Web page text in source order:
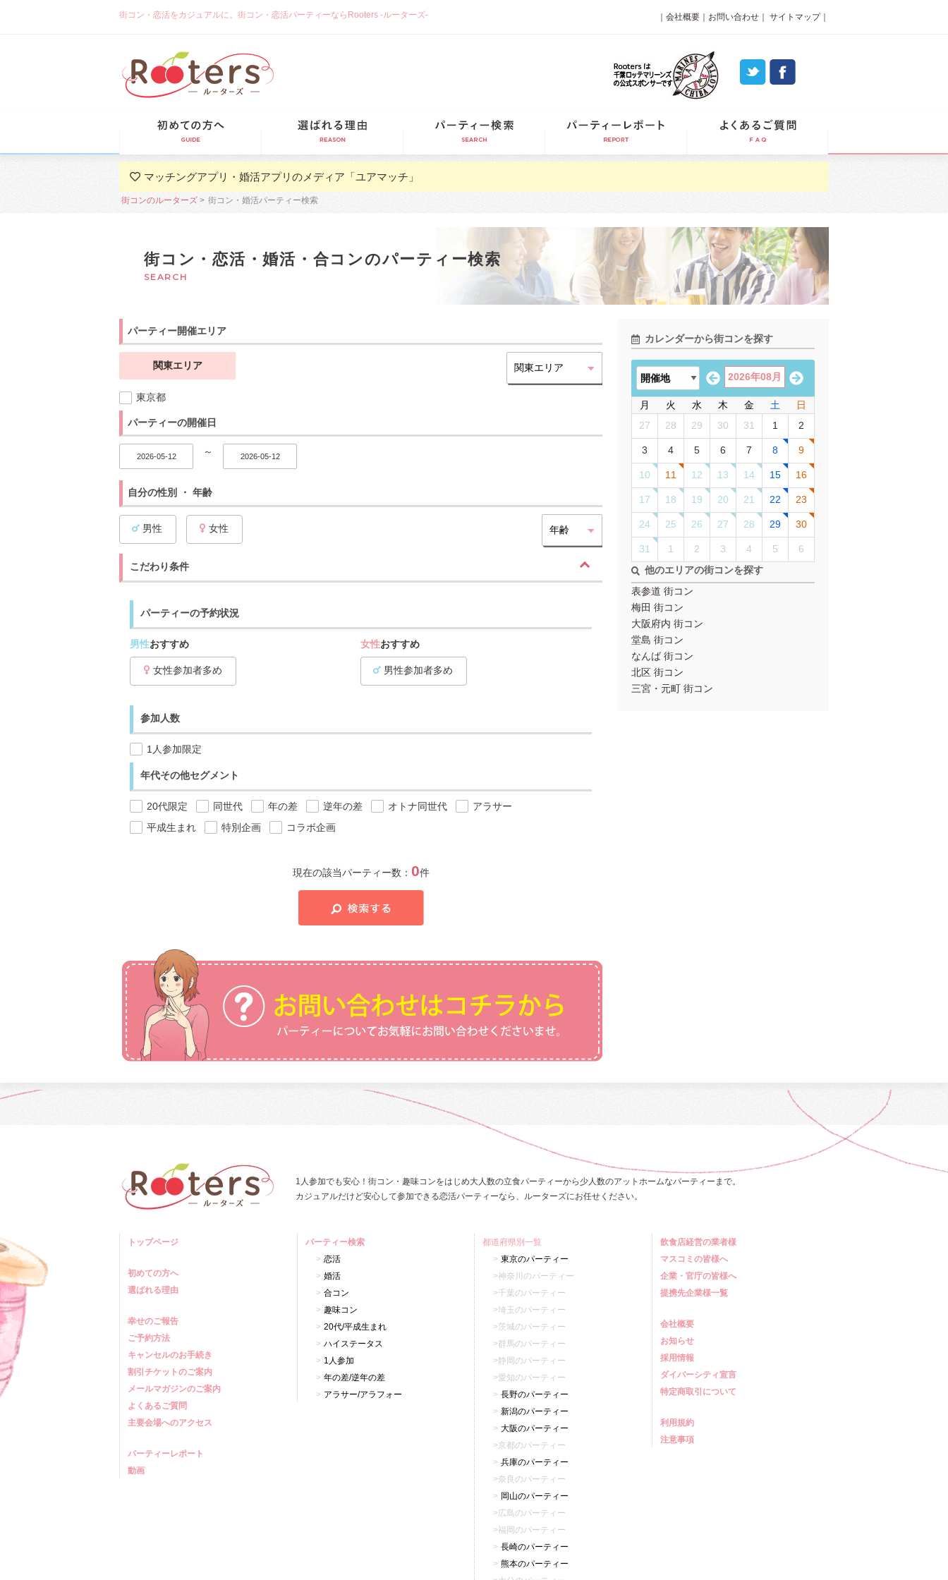
街コン・恋活をカジュアルに。街コン・恋活パーティーならRooters -ルーターズ- 会社概要 お問い合わせ サイトマップ｜
マッチングアプリ・婚活アプリのメディア「ユアマッチ」
街コンのルーターズ 街コン・婚活パーティー検索
街コン・恋活・婚活・合コンのパーティー検索
SEARCH
パーティー開催エリア
関東エリア
東京都
パーティーの開催日
～
自分の性別 ・ 年齢
男性 女性
こだわり条件
パーティーの予約状況
男性おすすめ
女性参加者多め
女性おすすめ
男性参加者多め
参加人数
1人参加限定
年代その他セグメント
20代限定 同世代 年の差 逆年の差 オトナ同世代
アラサー
平成生まれ
特別企画 コラボ企画
現在の該当パーティー数： 0件
カレンダーから街コンを探す
2026年08月
月 火 水 木 金 土
日
27
28 29 30 31 1 2
3 4 5 6 7 8 9
10 11 12 13 14 15 16
17 18 19 20 21 22 23
24 25 26 27 28 29 30
31 1 2 3 4 5
6
他のエリアの街コンを探す
表参道 街コン
梅田 街コン
大阪府内 街コン
堂島 街コン
なんば 街コン
北区 街コン
三宮・元町 街コン
1人参加でも安心！街コン・趣味コンをはじめ大人数の立食パーティーから少人数のアットホームなパーティーまで。
カジュアルだけど安心して参加できる恋活パーティーなら、ルーターズにお任せください。
トップページ
初めての方へ
選ばれる理由
幸せのご報告
ご予約方法
キャンセルのお手続き
割引チケットのご案内
メールマガジンのご案内
よくあるご質問
主要会場へのアクセス
パーティーレポート
動画
パーティー検索
恋活
婚活
合コン
趣味コン
20代/平成生まれ
ハイステータス
1人参加
年の差/逆年の差
アラサー/アラフォー
都道府県別一覧
東京のパーティー
神奈川のパーティー
千葉のパーティー
埼玉のパーティー
茨城のパーティー
群馬のパーティー
静岡のパーティー
愛知のパーティー
長野のパーティー
新潟のパーティー
大阪のパーティー
京都のパーティー
兵庫のパーティー
奈良のパーティー
岡山のパーティー
広島のパーティー
福岡のパーティー
長崎のパーティー
熊本のパーティー
飲食店経営の業者様
マスコミの皆様へ
企業・官庁の皆様へ
提携先企業様一覧
会社概要
お知らせ
採用情報
ダイバーシティ宣言
特定商取引について
利用規約
注意事項